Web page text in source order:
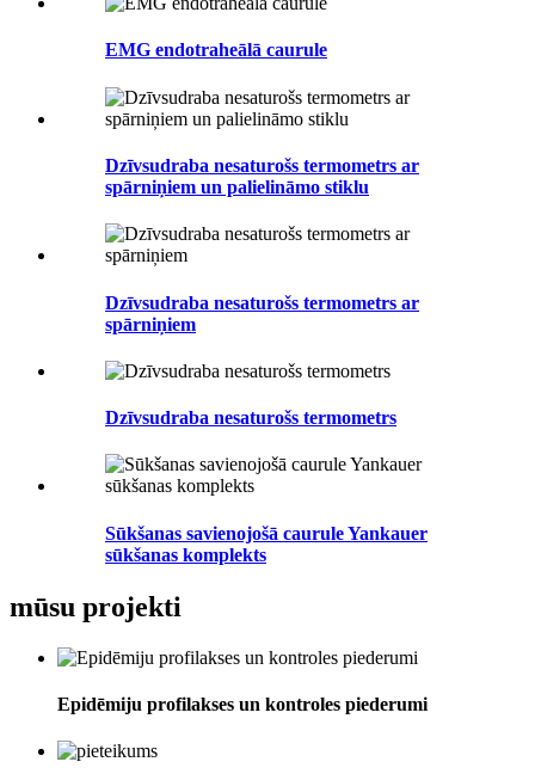
EMG endotraheālā caurule
Dzīvsudraba nesaturošs termometrs ar
spārniņiem un palielināmo stiklu
Dzīvsudraba nesaturošs termometrs ar
spārniņiem
Dzīvsudraba nesaturošs termometrs
Sūkšanas savienojošā caurule Yankauer
sūkšanas komplekts
mūsu projekti
Epidēmiju profilakses un kontroles piederumi